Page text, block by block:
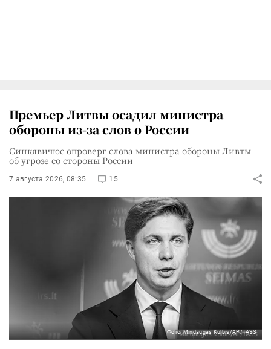
Премьер Литвы осадил министра
обороны из-за слов о России
Синкявичюс опроверг слова министра обороны Ливты
об угрозе со стороны России
7 августа 2026, 08:35 15
Фото: Mindaugas Kulbis/AP/TASS